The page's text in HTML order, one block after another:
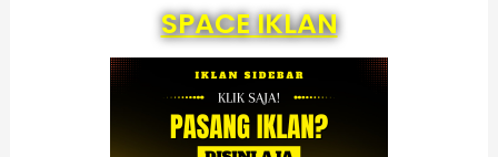
SPACE IKLAN